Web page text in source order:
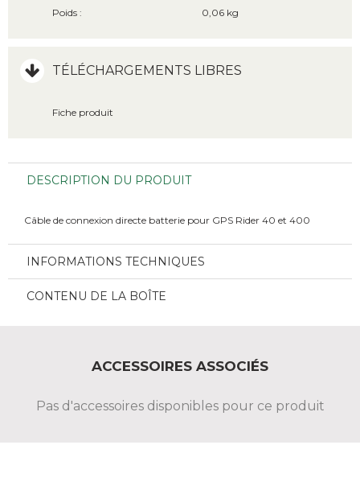
Poids :
0,06 kg
TÉLÉCHARGEMENTS LIBRES
Fiche produit
DESCRIPTION DU PRODUIT
Câble de connexion directe batterie pour GPS Rider 40 et 400
INFORMATIONS TECHNIQUES
CONTENU DE LA BOÎTE
ACCESSOIRES ASSOCIÉS
Pas d'accessoires disponibles pour ce produit